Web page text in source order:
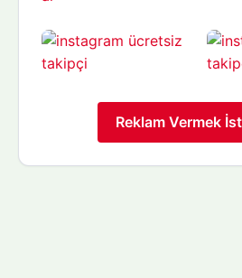
Reklam Vermek